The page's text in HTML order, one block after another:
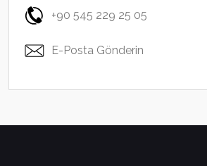
+90 545 229 25 05
E-Posta Gönderin